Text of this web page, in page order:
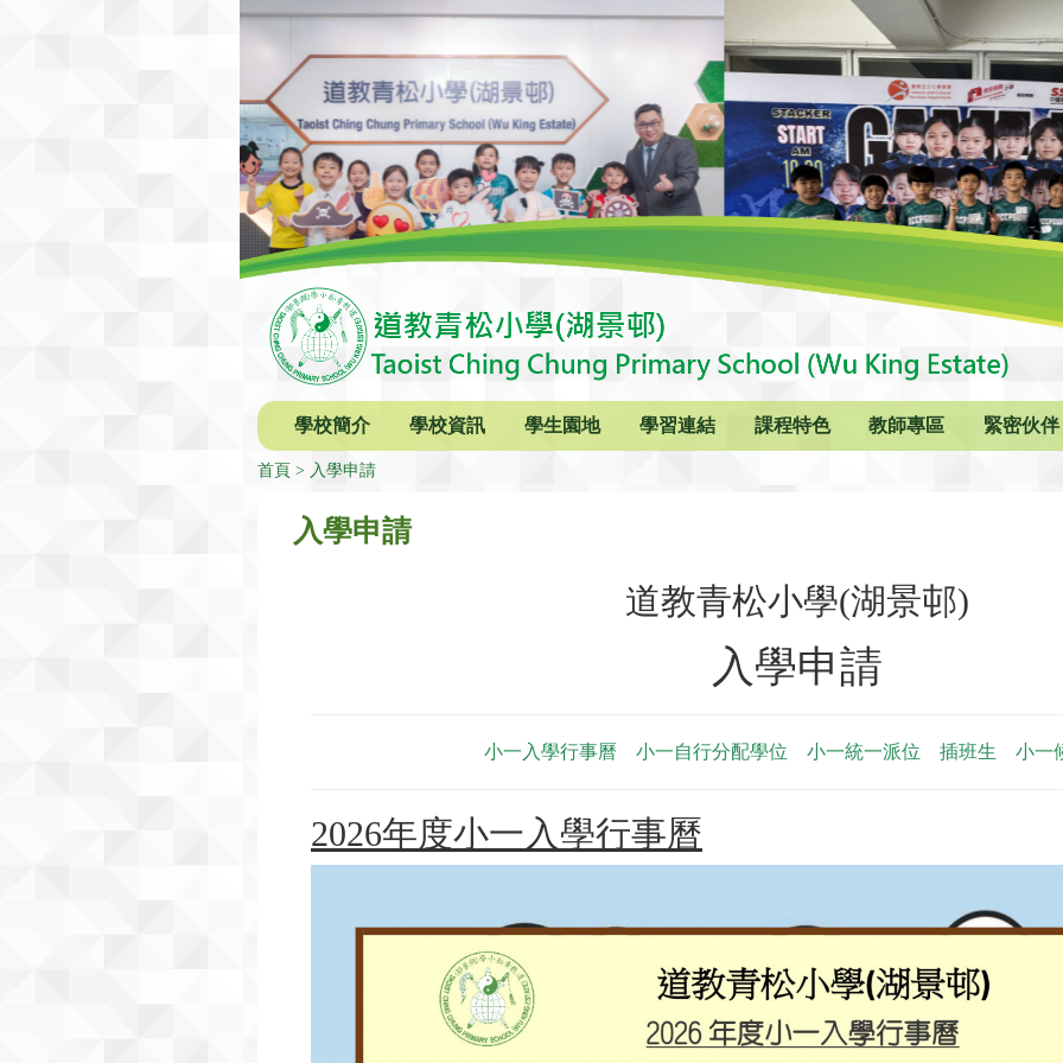
學校簡介 學校資訊 學生園地 學習連結 課程特色 教師專區 緊密伙伴
首頁 入學申請
入學申請
道教青松小學(湖景邨)
入學申請
小一入學行事曆 小一自行分配學位 小一統一派位 插班生 小一
2026年度小一入學行事曆